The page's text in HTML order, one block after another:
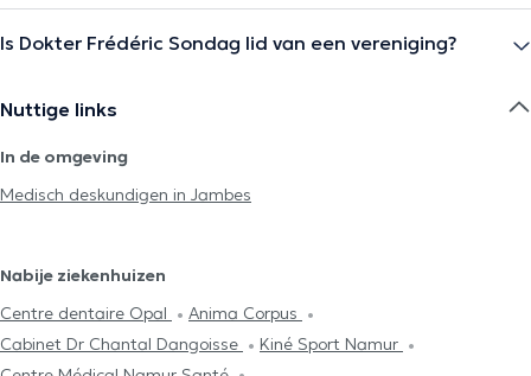
Is Dokter Frédéric Sondag lid van een vereniging?
Nuttige links
In de omgeving
Medisch deskundigen in Jambes
Nabije ziekenhuizen
Centre dentaire Opal
Anima Corpus
Cabinet Dr Chantal Dangoisse
Kiné Sport Namur